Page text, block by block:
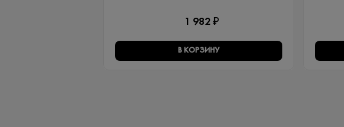
1 982 ₽
В КОРЗИНУ